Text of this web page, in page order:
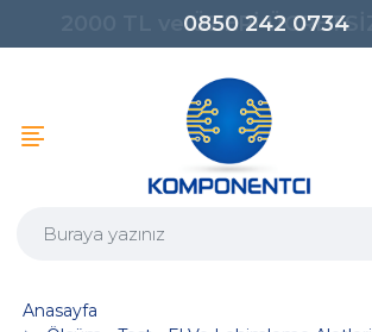
0850 242 0734
Anasayfa